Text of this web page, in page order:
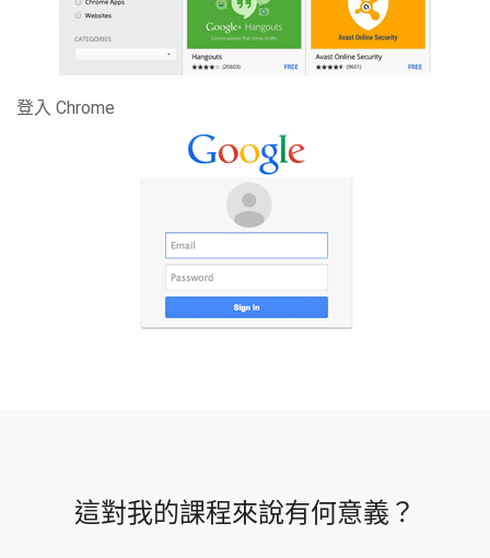
登入 Chrome
這對我的課程來說有何意義？